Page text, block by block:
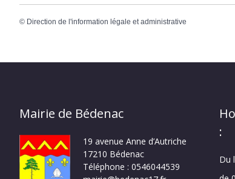
© Direction de l'information légale et administrative
Mairie de Bédenac
19 avenue Anne d’Autriche
17210 Bédenac
Téléphone : 0546044539
:
Du